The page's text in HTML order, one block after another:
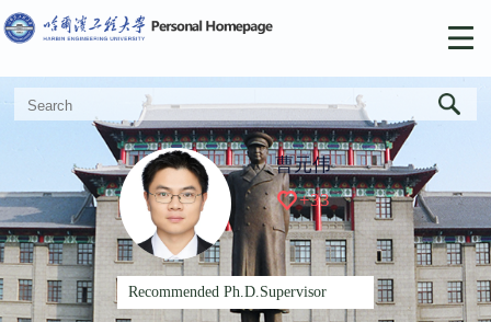
曹元伟
+33
Recommended Ph.D.Supervisor